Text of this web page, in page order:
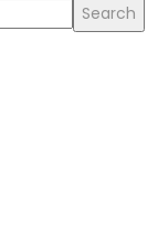
Search